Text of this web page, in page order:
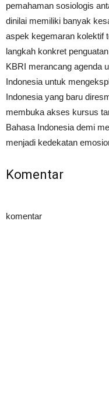
pemahaman sosiologis
dinilai memiliki banyak
aspek kegemaran kolektif
langkah konkret
KBRI merancang agenda
Indonesia untuk
Indonesia yang baru
membuka akses kursus
Bahasa Indonesia demi
menjadi kedekatan
Komentar
komentar